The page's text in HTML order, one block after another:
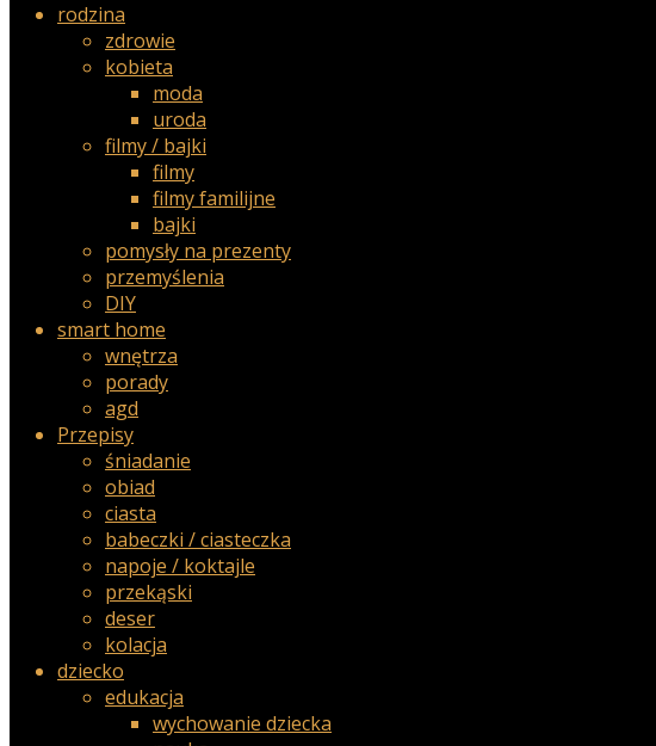
rodzina
zdrowie
kobieta
moda
uroda
filmy / bajki
filmy
filmy familijne
bajki
pomysły na prezenty
przemyślenia
DIY
smart home
wnętrza
porady
agd
Przepisy
śniadanie
obiad
ciasta
babeczki / ciasteczka
napoje / koktajle
przekąski
deser
kolacja
dziecko
edukacja
wychowanie dziecka